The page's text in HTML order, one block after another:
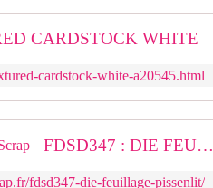
CARDSTOCK WHITE
cardstock-white-a20545.html
FDSD347 : DIE FEUILLAGE PISSENLIT Fée du Scrap
fdsd347-die-feuillage-pissenlit/